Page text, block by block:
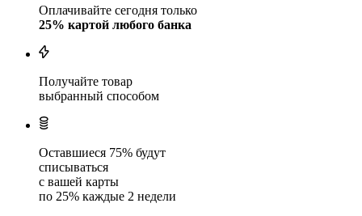
Оплачивайте сегодня только
25% картой любого банка
Получайте товар
выбранный способом
Оставшиеся 75% будут
списываться
с вашей карты
по 25% каждые 2 недели